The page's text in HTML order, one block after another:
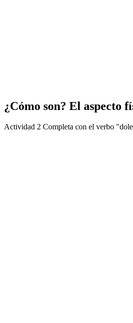
¿Cómo son? El aspecto
Actividad 2 Completa con el verbo